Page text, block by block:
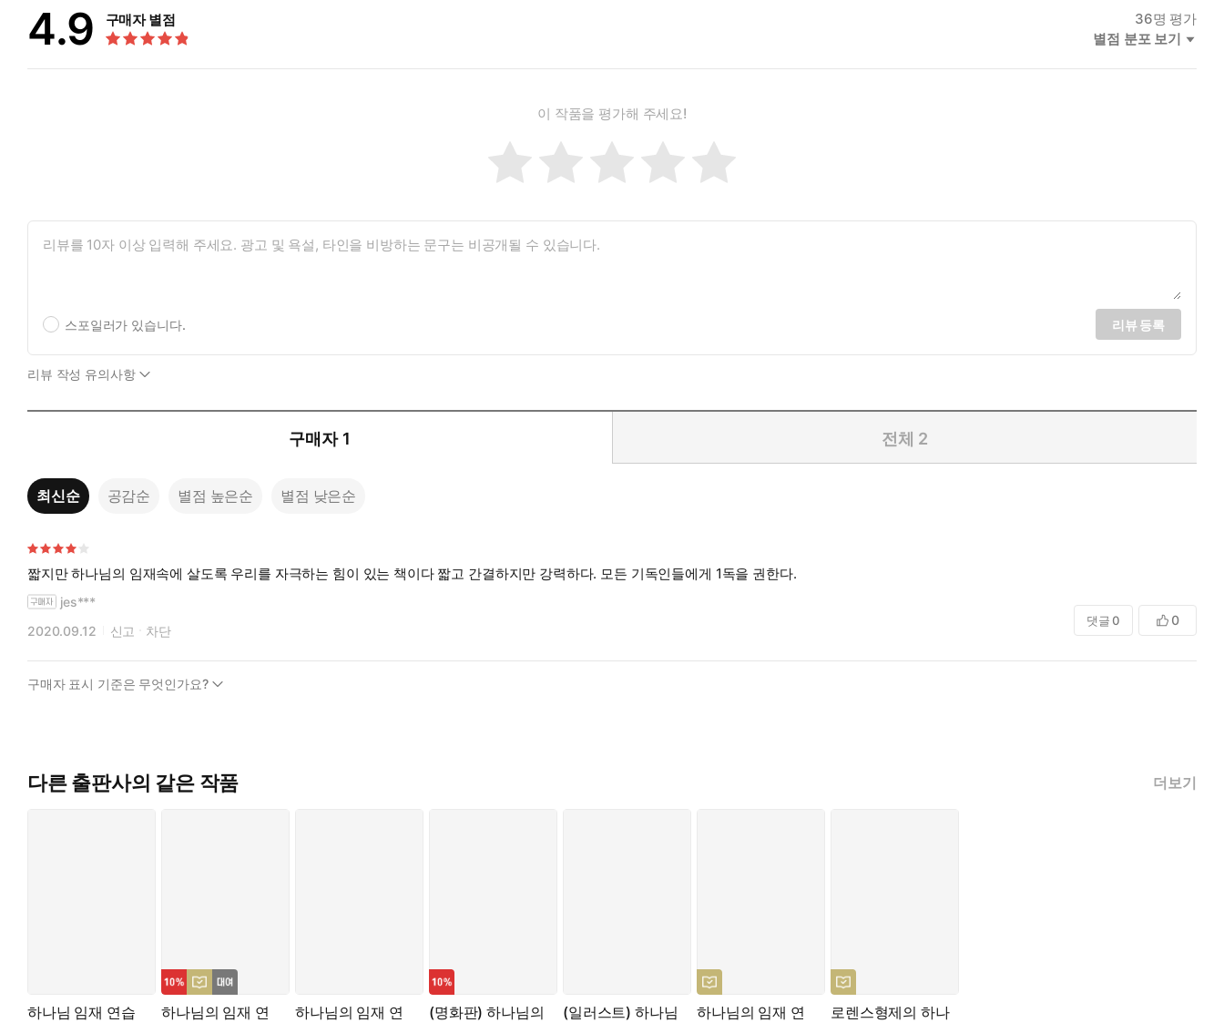
나는 하나님의 손 안에 있고, 그분은 나에게 선한 목적을 가지고 계시다. 그러므로 나는 사람이 내게 어찌할 수 있는가에 대해서는 조금도 염려하지 않는다. 만약 내가 여기서 하나님을 섬길 수 없다면,
다른 데서 그분을 섬길 곳을 찾을 것이다. _139쪽
4.9 구매자 별점 36명 평가
별점 분포 보기
이 작품을 평가해 주세요!
스포일러가 있습니다. 리뷰 등록
리뷰 작성 유의사항
구매자 1 전체 2
최신순 공감순 별점 높은순 별점 낮은순
짧지만 하나님의 임재속에 살도록 우리를 자극하는 힘이 있는 책이다 짧고 간결하지만 강력하다. 모든 기독인들에게 1독을 권한다.
jes***
2020.09.12
신고 차단
댓글 0 0
구매자 표시 기준은 무엇인가요?
다른 출판사의 같은 작품 더보기
하나님 임재 연습
하나님의 임재 연
하나님의 임재 연
(명화판) 하나님의
(일러스트) 하나님
하나님의 임재 연
로렌스형제의 하나